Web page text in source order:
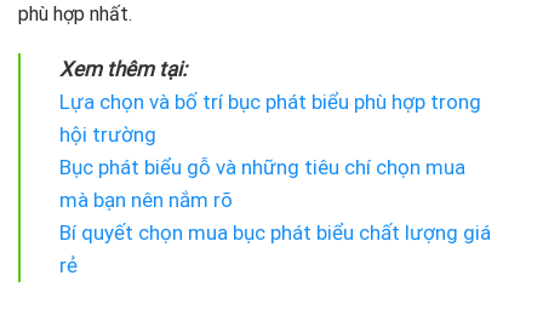
phù hợp nhất.
Xem thêm tại:
Lựa chọn và bố trí bục phát biểu phù hợp trong
hội trường
Bục phát biểu gỗ và những tiêu chí chọn mua
mà bạn nên nắm rõ
Bí quyết chọn mua bục phát biểu chất lượng giá
rẻ